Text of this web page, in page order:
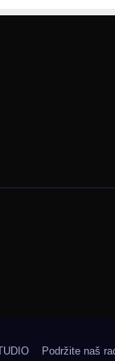
Podržite naš